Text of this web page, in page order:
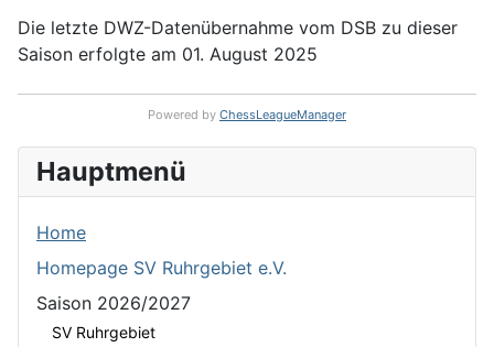
Die letzte DWZ-Datenübernahme vom DSB zu dieser
Saison erfolgte am 01. August 2025
Powered by ChessLeagueManager
Hauptmenü
Home
Homepage SV Ruhrgebiet e.V.
Saison 2026/2027
SV Ruhrgebiet